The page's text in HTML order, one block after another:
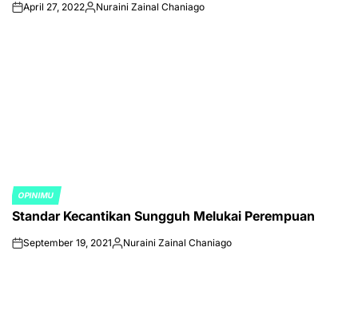
onApril 27, 2022Posted
Nuraini Zainal Chaniago
POSTED
IN
OPINIMU
Standar Kecantikan Sungguh Melukai Perempuan
onSeptember 19, 2021Posted
Nuraini Zainal Chaniago